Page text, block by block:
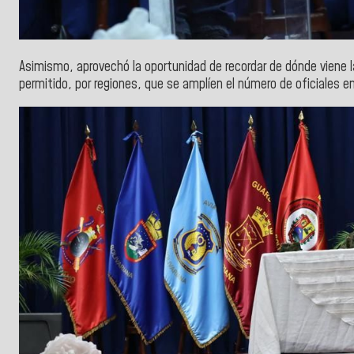
Asimismo, aprovechó la oportunidad de recordar de dónde viene
permitido, por regiones, que se amplíen el número de oficiales